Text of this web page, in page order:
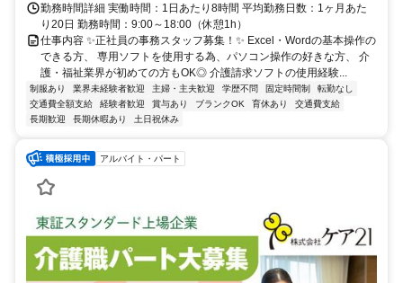
勤務時間詳細 実働時間：1日あたり8時間 平均勤務日数：1ヶ月あた
り20日 勤務時間：9:00～18:00（休憩1h）
仕事内容 ✨正社員の事務スタッフ募集！✨ Excel・Wordの基本操作の
できる方、 専用ソフトを使用する為、パソコン操作の好きな方、 介
護・福祉業界が初めての方もOK◎ 介護請求ソフトの使用経験...
制服あり 業界未経験者歓迎 主婦・主夫歓迎 学歴不問 固定時間制
転勤なし
交通費全額支給
経験者歓迎 賞与あり ブランクOK 育休あり
交通費支給
長期歓迎
長期休暇あり 土日祝休み
アルバイト・パート